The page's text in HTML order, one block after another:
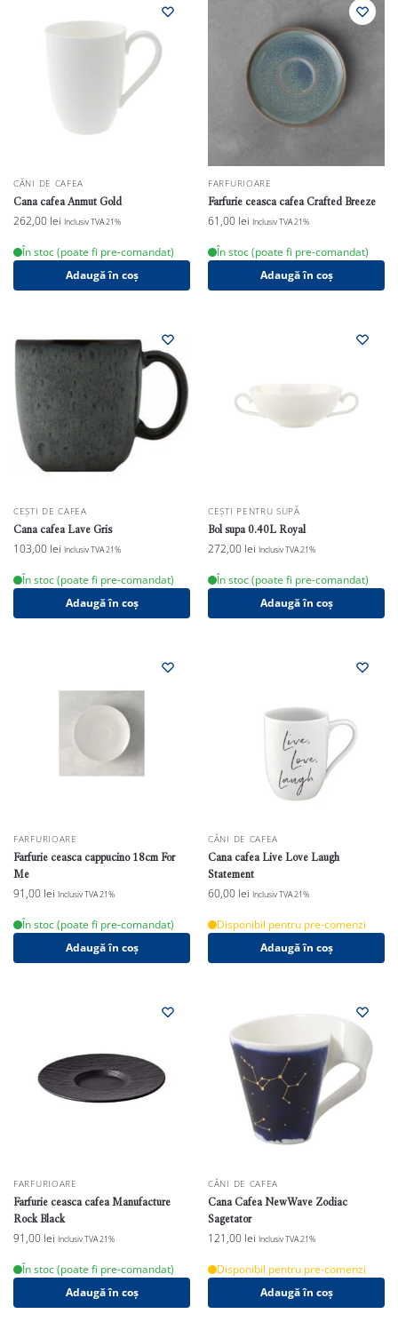
CĂNI DE CAFEA
Cana cafea Anmut Gold
262,00 lei Inclusiv TVA 21%
În stoc (poate fi pre-comandat)
Adaugă în coș
FARFURIOARE
Farfurie ceasca cafea Crafted Breeze
61,00 lei Inclusiv TVA 21%
În stoc (poate fi pre-comandat)
Adaugă în coș
CEȘTI DE CAFEA
Cana cafea Lave Gris
103,00 lei Inclusiv TVA 21%
În stoc (poate fi pre-comandat)
Adaugă în coș
CEȘTI PENTRU SUPĂ
Bol supa 0.40L Royal
272,00 lei Inclusiv TVA 21%
În stoc (poate fi pre-comandat)
Adaugă în coș
FARFURIOARE
Farfurie ceasca cappucino 18cm For
Me
91,00 lei Inclusiv TVA 21%
În stoc (poate fi pre-comandat)
Adaugă în coș
CĂNI DE CAFEA
Cana cafea Live Love Laugh
Statement
60,00 lei Inclusiv TVA 21%
Disponibil pentru pre-comenzi
Adaugă în coș
FARFURIOARE
Farfurie ceasca cafea Manufacture
Rock Black
91,00 lei Inclusiv TVA 21%
În stoc (poate fi pre-comandat)
Adaugă în coș
CĂNI DE CAFEA
Cana Cafea NewWave Zodiac
Sagetator
121,00 lei Inclusiv TVA 21%
Disponibil pentru pre-comenzi
Adaugă în coș